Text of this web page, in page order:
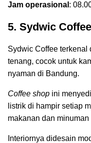
Jam operasional :
5. Sydwic Coffee
Sydwic Coffee terkenal
tenang, cocok untuk
nyaman di Bandung.
Coffee shop ini
listrik di hampir setiap
makanan dan
Interiornya didesain